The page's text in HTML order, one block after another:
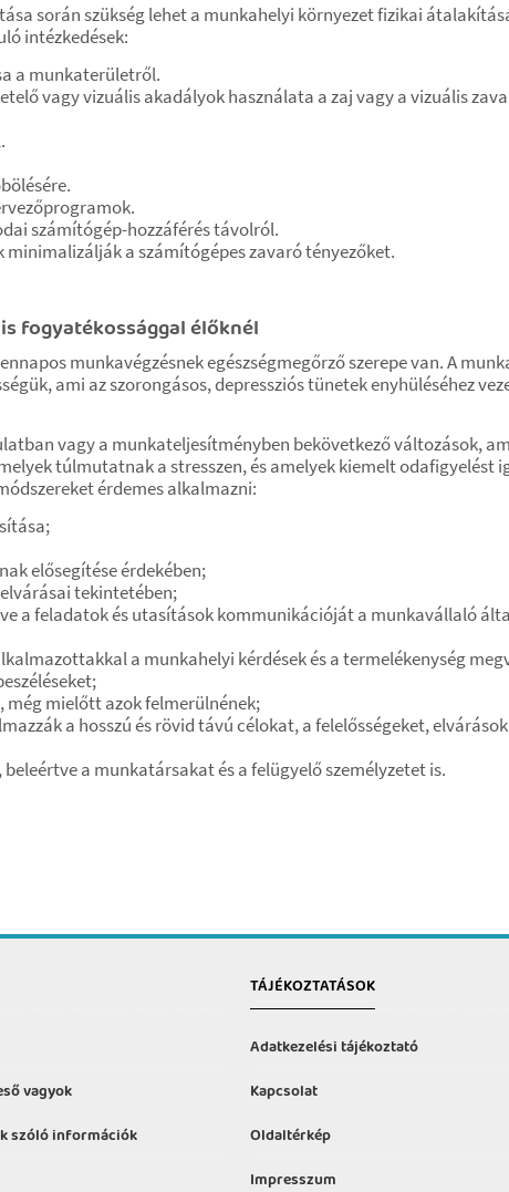
során szükség lehet a munkahelyi környezet fizikai
intézkedések:
a munkaterületről.
vagy vizuális akadályok használata a zaj vagy a vizuális
számítógép-hozzáférés távolról.
a számítógépes zavaró tényezőket.
fogyatékossággal élőknél
munkavégzésnek egészségmegőrző szerepe van. A
ami az szorongásos, depressziós tünetek enyhüléséhez
vagy a munkateljesítményben bekövetkező változások,
túlmutatnak a stresszen, és amelyek kiemelt odafigyelést
érdemes alkalmazni:
elősegítése érdekében;
tekintetében;
a feladatok és utasítások kommunikációját a munkavállaló
a munkahelyi kérdések és a termelékenység
még mielőtt azok felmerülnének;
a hosszú és rövid távú célokat, a felelősségeket,
a munkatársakat és a felügyelő személyzetet is.
vagyok
szóló információk
TÁJÉKOZTATÁSOK
Adatkezelési tájékoztató
Kapcsolat
Oldaltérkép
Impresszum